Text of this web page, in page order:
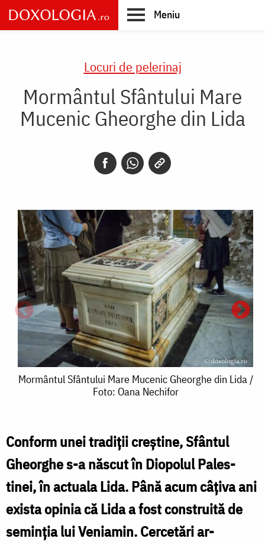
Skip
to
main
Meniu
Locuri de pelerinaj
Mormântul Sfântului Mare
Mucenic Gheorghe din Lida
Mormântul
Mucenic
Gheorghe
din
Lida
Mormântul Sfântului Mare Mucenic Gheorghe din Lida /
Foto: Oana Nechifor
Conform unei tradiţii creştine, Sfântul
Gheorghe s-a născut în Diopolul Pales­
tinei, în actuala Lida. Până acum câţiva ani
exista opinia că Lida a fost con­struită de
seminţia lui Veniamin. Cercetări ar­